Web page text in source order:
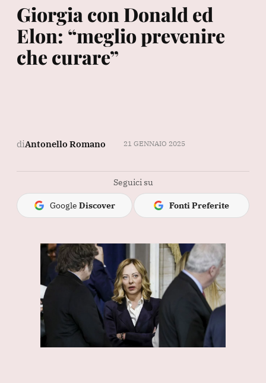
Giorgia con Donald ed
Elon: “meglio prevenire
che curare”
diAntonello Romano 21 GENNAIO 2025
Seguici su
Google Discover Fonti Preferite